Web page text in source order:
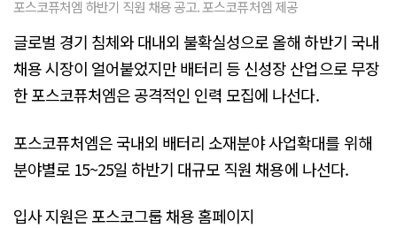
포스코퓨처엠 하반기 직원 채용 공고. 포스코퓨처엠 제공
글로벌 경기 침체와 대내외 불확실성으로 올해 하반기 국내
채용 시장이 얼어붙었지만 배터리 등 신성장 산업으로 무장
한 포스코퓨처엠은 공격적인 인력 모집에 나선다.
포스코퓨처엠은 국내외 배터리 소재분야 사업확대를 위해
분야별로 15~25일 하반기 대규모 직원 채용에 나선다.
입사 지원은 포스코그룹 채용 홈페이지